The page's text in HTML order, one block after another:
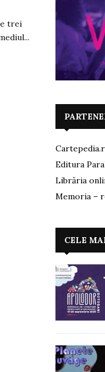
trei
Editura
Librăria
Memoria –
CELE